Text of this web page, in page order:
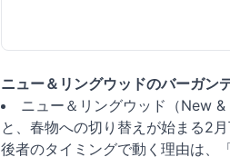
ニュー＆リングウッドのバーガン
ニュー＆リングウッド（New
と、春物への切り替えが始まる2
後者のタイミングで動く理由は、